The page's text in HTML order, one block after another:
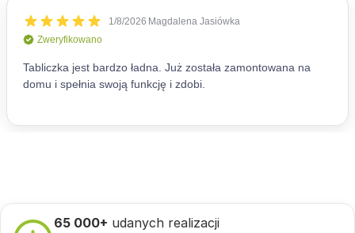
65 000+ udanych realizacji